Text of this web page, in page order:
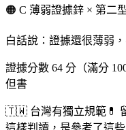
🟠 C 薄弱證據鋅 × 第二
白話說：證據還很薄弱
證據分數 64 分（滿分
但書
🇹🇼 台灣有獨立規範 💊
這樣判讀，是參考了這些